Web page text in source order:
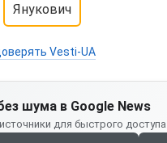
Янукович
Vesti-UA
шума в Google News
для быстрого